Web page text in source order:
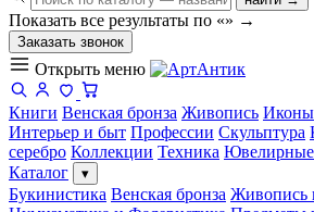
Показать все результаты по «» →
Заказать звонок
Открыть меню
Книги Венская бронза Живопись Иконы
Интерьер и быт Профессии Скульптура
серебро Коллекции Техника Ювелирные
Каталог
▾
Букинистика Венская бронза Живопись